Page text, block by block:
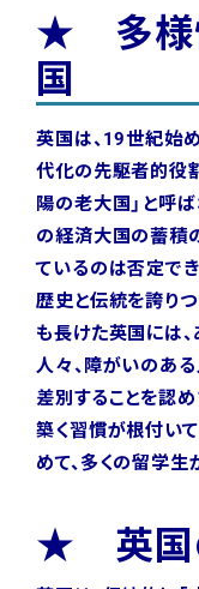
★ 多様
国
英国は、19世紀始
代化の先駆者的役
陽の老大国」と呼ば
の経済大国の蓄積
ているのは否定でき
歴史と伝統を誇り
も長けた英国には
人々、障がいのある
差別することを認
築く習慣が根付い
めて、多くの留学生
★ 英国